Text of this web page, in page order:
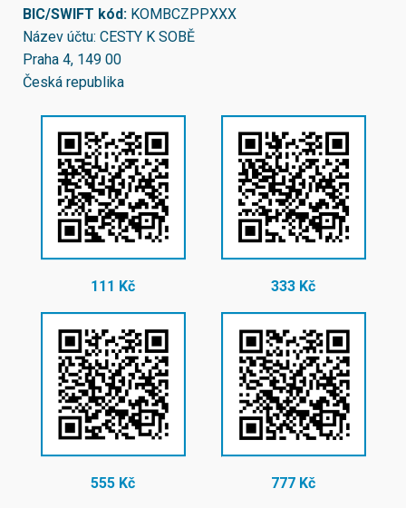
BIC/SWIFT kód: KOMBCZPPXXX
Název účtu: CESTY K SOBĚ
Praha 4, 149 00
Česká republika
111 Kč 333 Kč
555 Kč 777 Kč